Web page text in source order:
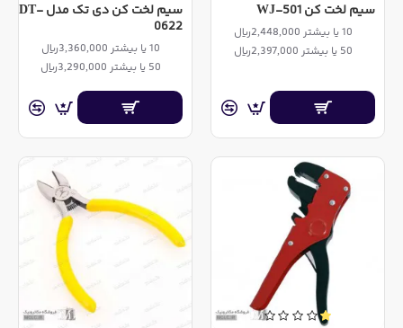
سیم لخت کن WJ-501
10 یا بیشتر 2,448,000ریال
50 یا بیشتر 2,397,000ریال
سیم لخت کن دی تک مدل DT-
0622
10 یا بیشتر 3,360,000ریال
50 یا بیشتر 3,290,000ریال